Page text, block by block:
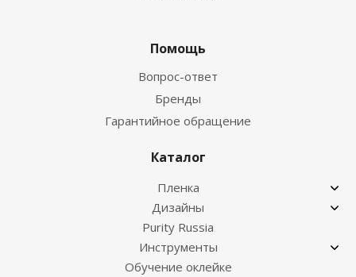
Помощь
Вопрос-ответ
Бренды
Гарантийное обращение
Каталог
Пленка
Дизайны
Purity Russia
Инструменты
Обучение оклейке